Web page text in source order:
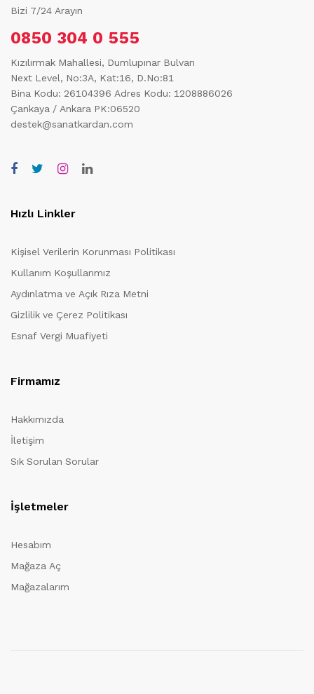
Bizi 7/24 Arayın
0850 304 0 555
Kızılırmak Mahallesi, Dumlupınar Bulvarı
Next Level, No:3A, Kat:16, D.No:81
Bina Kodu: 26104396 Adres Kodu: 1208886026
Çankaya / Ankara PK:06520
destek@sanatkardan.com
Hızlı Linkler
Kişisel Verilerin Korunması Politikası
Kullanım Koşullarımız
Aydınlatma ve Açık Rıza Metni
Gizlilik ve Çerez Politikası
Esnaf Vergi Muafiyeti
Firmamız
Hakkımızda
İletişim
Sık Sorulan Sorular
İşletmeler
Hesabım
Mağaza Aç
Mağazalarım